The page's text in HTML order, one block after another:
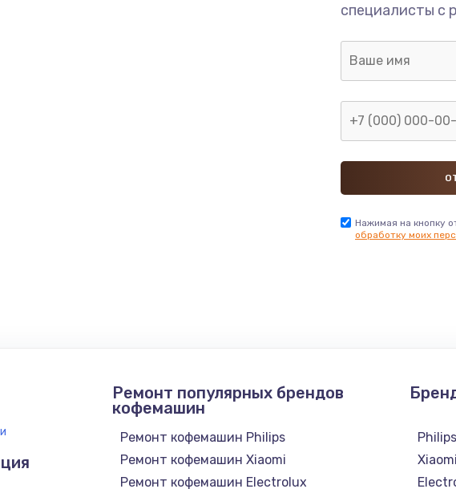
специалисты с
Нажимая на кнопку
обработку моих
Ремонт популярных брендов
кофемашин
Ремонт кофемашин Philips
Ремонт кофемашин Xiaomi
Ремонт кофемашин Electrolux
Philips
Xiaomi